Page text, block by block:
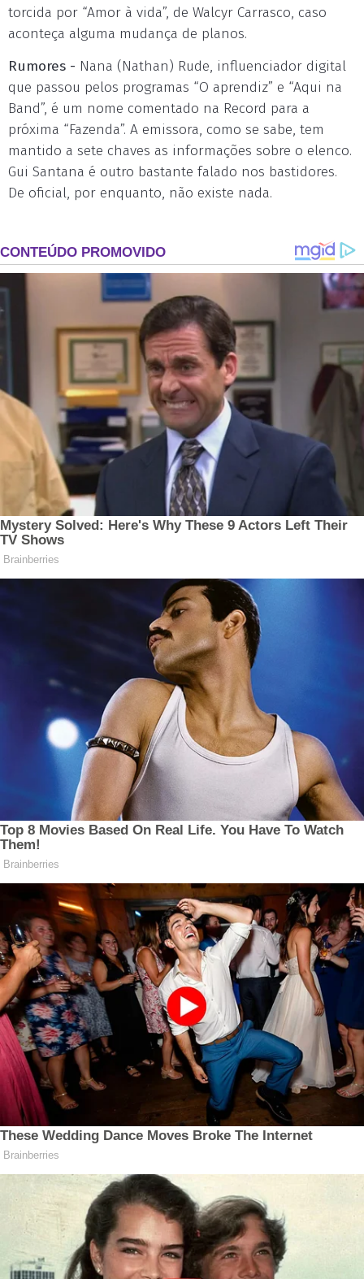
torcida por “Amor à vida”, de Walcyr Carrasco, caso
aconteça alguma mudança de planos.
Rumores - Nana (Nathan) Rude, influenciador digital
que passou pelos programas “O aprendiz” e “Aqui na
Band”, é um nome comentado na Record para a
próxima “Fazenda”. A emissora, como se sabe, tem
mantido a sete chaves as informações sobre o elenco.
Gui Santana é outro bastante falado nos bastidores.
De oficial, por enquanto, não existe nada.